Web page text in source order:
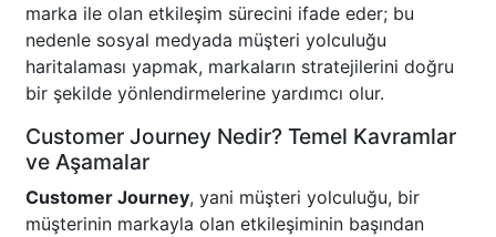
marka ile olan etkileşim sürecini ifade eder; bu
nedenle sosyal medyada müşteri yolculuğu
haritalaması yapmak, markaların stratejilerini doğru
bir şekilde yönlendirmelerine yardımcı olur.
Customer Journey Nedir? Temel Kavramlar
ve Aşamalar
Customer Journey, yani müşteri yolculuğu, bir
müşterinin markayla olan etkileşiminin başından